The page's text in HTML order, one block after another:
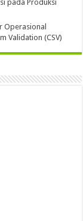
pada Produksi
Operasional
Validation (CSV)